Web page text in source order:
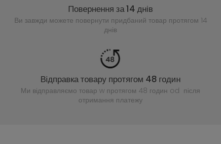
Повернення за 14 днів
Ви завжди можете повернути придбаний товар протягом 14
днів
Відправка товару протягом 48 годин
Ми відправляємо товар w протягом 48 годин od після
отримання платежу